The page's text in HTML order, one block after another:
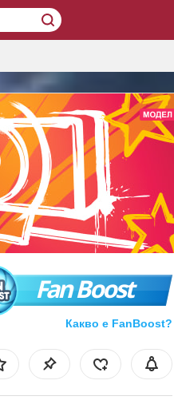
Fan Boost
Какво е FanBoost?